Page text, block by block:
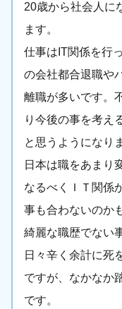
20歳から社会人に
ます。
仕事はIT関係を行
の会社都合退職や
離職が多いです。
り今後の事を考え
と思うようになり
日本は職をあまり
なるべくＩＴ関係
事も合わないのか
綺麗な職歴でない
日々辛く余計に死
ですが、なかなか
です。